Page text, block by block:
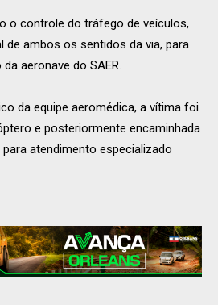
o controle do tráfego de veículos,
ambos os sentidos da via, para
aeronave do SAER.
da equipe aeromédica, a vítima foi
e posteriormente encaminhada
atendimento especializado